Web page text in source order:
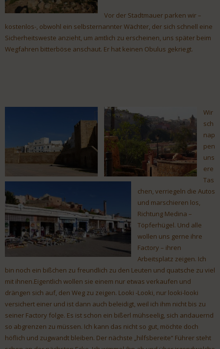
Vor der Stadtmauer parken wir –
kostenlos-, obwohl ein selbsternannter Wächter, der sich schnell eine
Sicherheitsweste anzieht, um amtlich zu erscheinen, uns später beim
Wegfahren bitterböse anschaut. Er hat keinen Obulus gekriegt.
Wir
sch
nap
pen
uns
ere
Tas
chen, verriegeln die Autos
und marschieren los,
Richtung Medina –
Töpferhügel. Und alle
wollen uns gerne ihre
Factory – ihren
Arbeitsplatz zeigen. Ich
bin noch ein bißchen zu freundlich zu den Leuten und quatsche zu viel
mit ihnen.Eigentlich wollen sie einem nur etwas verkaufen und
drängen sich auf, den Weg zu zeigen. Looki -Looki, nur looki-looki
versichert einer und ist dann auch beleidigt, weil ich ihm nicht bis zu
seiner Factory folge. Es ist schon ein bißerl mühseelig, sich andauernd
so abgrenzen zu müssen. Ich kann das nicht so gut, möchte doch
höflich und zugwandt bleiben. Der nächste „hilfsbereite“ Führer steht